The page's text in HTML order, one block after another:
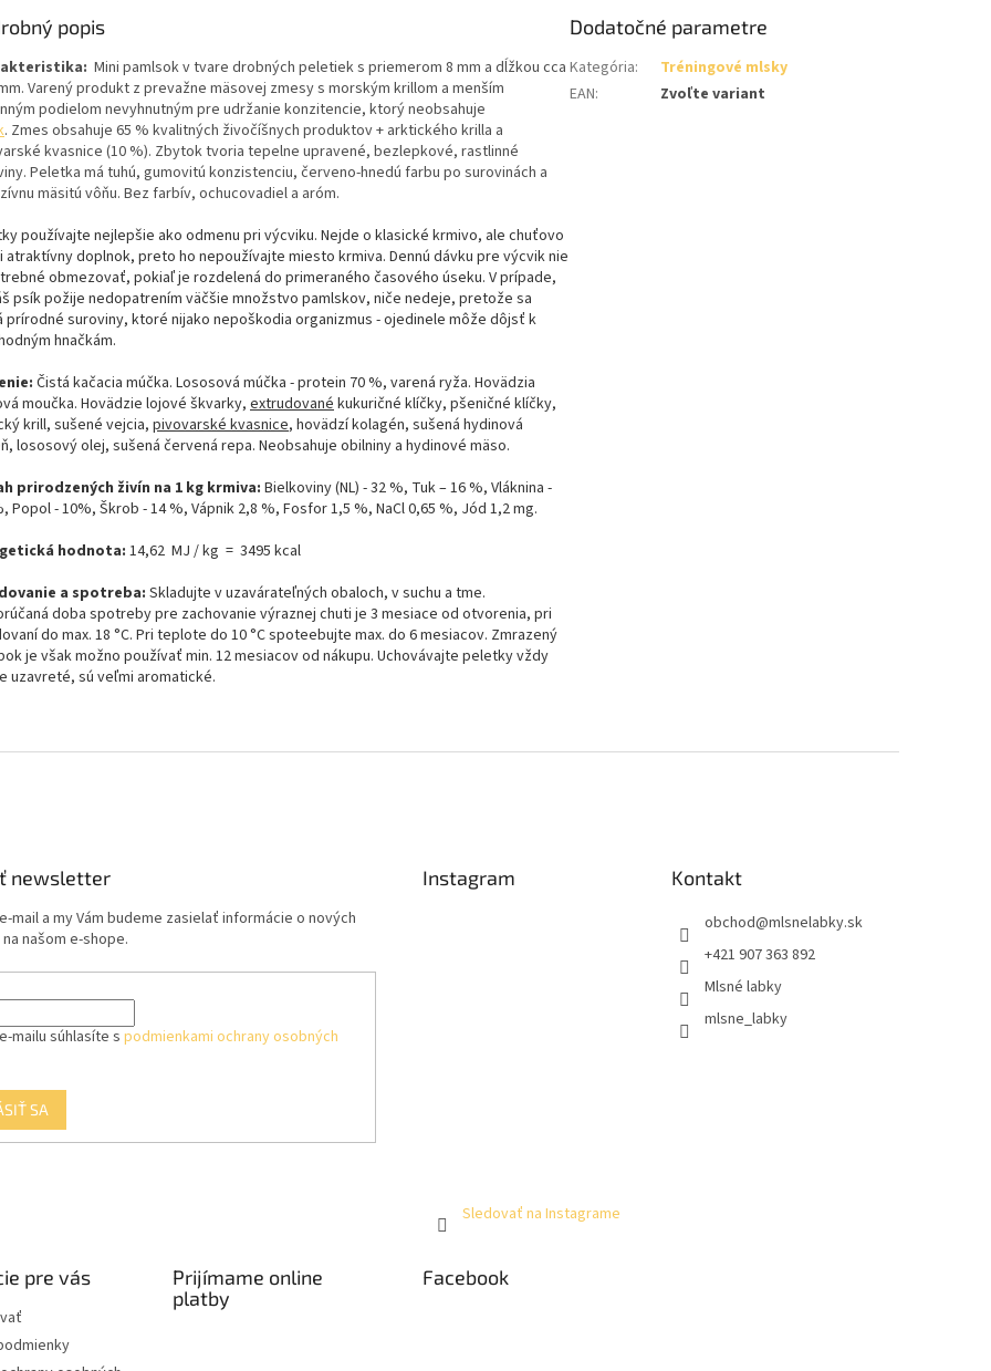
popis
Mini pamlsok v tvare drobných peletiek s priemerom 8 mm a dĺžkou cca
Varený produkt z prevažne mäsovej zmesy s morským krillom a menším
podielom nevyhnutným pre udržanie konzitencie, ktorý neobsahuje
. Zmes obsahuje 65 % kvalitných živočíšnych produktov + arktického krilla a
kvasnice (10 %). Zbytok tvoria tepelne upravené, bezlepkové, rastlinné
Peletka má tuhú, gumovitú konzistenciu, červeno-hnedú farbu po surovinách a
mäsitú vôňu. Bez farbív, ochucovadiel a aróm.
používajte nejlepšie ako odmenu pri výcviku. Nejde o klasické krmivo, ale chuťovo
atraktívny doplnok, preto ho nepoužívajte miesto krmiva. Dennú dávku pre výcvik nie
obmezovať, pokiaľ je rozdelená do primeraného časového úseku. V prípade,
psík požije nedopatrením väčšie množstvo pamlskov, niče nedeje, pretože sa
prírodné suroviny, ktoré nijako nepoškodia organizmus - ojedinele môže dôjsť k
hnačkám.
Čistá kačacia múčka. Lososová múčka - protein 70 %, varená ryža. Hovädzia
moučka. Hovädzie lojové škvarky, extrudovanékukuričné klíčky, pšeničné klíčky,
krill, sušené vejcia, pivovarské kvasnice, hovädzí kolagén, sušená hydinová
lososový olej, sušená červená repa. Neobsahuje obilniny a hydinové mäso.
prirodzených živín na 1 kg krmiva: Bielkoviny (NL) - 32 %, Tuk – 16 %, Vláknina -
Popol - 10%, Škrob - 14 %, Vápnik 2,8 %, Fosfor 1,5 %, NaCl 0,65 %, Jód 1,2 mg.
hodnota: 14,62 MJ / kg = 3495 kcal
a spotreba: Skladujte v uzavárateľných obaloch, v suchu a tme.
doba spotreby pre zachovanie výraznej chuti je 3 mesiace od otvorenia, pri
do max. 18 °C. Pri teplote do 10 °C spoteebujte max. do 6 mesiacov. Zmrazený
je však možno používať min. 12 mesiacov od nákupu. Uchovávajte peletky vždy
uzavreté, sú veľmi aromatické.
Dodatočné parametre
Kategória:
Tréningové mlsky
EAN: Zvoľte variant
newsletter
mail a my Vám budeme zasielať informácie o nových
našom e-shope.
mailu súhlasíte s podmienkami ochrany osobných
SA
Instagram
Sledovať na Instagrame
Kontakt
obchod@mlsnelabky.sk
+421 907 363 892
Mlsné labky
mlsne_labky
pre vás
Prijímame online
platby
Facebook